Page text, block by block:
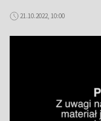
21.10.2022, 10:00